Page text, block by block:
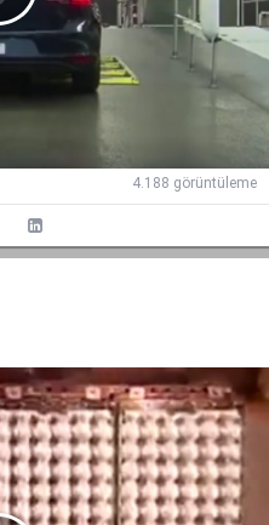
4.188 görüntüleme